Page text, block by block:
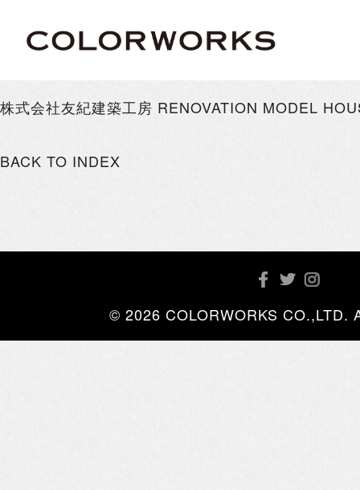
株式会社友紀建築工房 RENOVATION MODEL
BACK TO INDEX
© 2026 COLORWORKS CO.,LTD.